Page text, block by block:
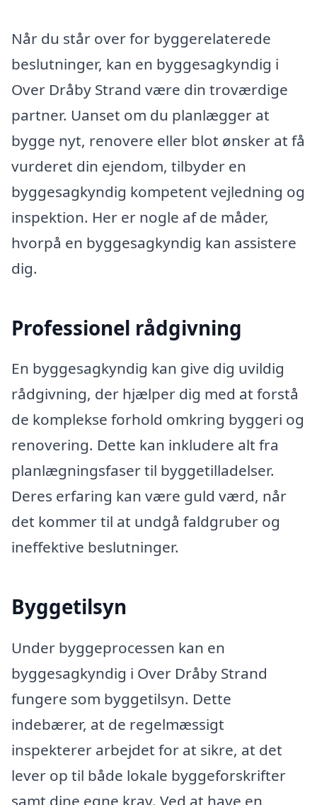
Når du står over for byggerelaterede
beslutninger, kan en byggesagkyndig i
Over Dråby Strand være din troværdige
partner. Uanset om du planlægger at
bygge nyt, renovere eller blot ønsker at få
vurderet din ejendom, tilbyder en
byggesagkyndig kompetent vejledning og
inspektion. Her er nogle af de måder,
hvorpå en byggesagkyndig kan assistere
dig.
Professionel rådgivning
En byggesagkyndig kan give dig uvildig
rådgivning, der hjælper dig med at forstå
de komplekse forhold omkring byggeri og
renovering. Dette kan inkludere alt fra
planlægningsfaser til byggetilladelser.
Deres erfaring kan være guld værd, når
det kommer til at undgå faldgruber og
ineffektive beslutninger.
Byggetilsyn
Under byggeprocessen kan en
byggesagkyndig i Over Dråby Strand
fungere som byggetilsyn. Dette
indebærer, at de regelmæssigt
inspekterer arbejdet for at sikre, at det
lever op til både lokale byggeforskrifter
samt dine egne krav. Ved at have en